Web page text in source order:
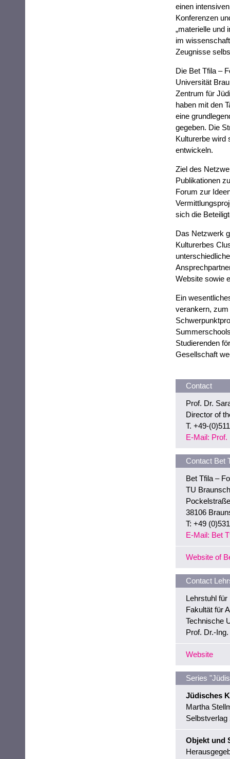
einen
Konferenzen
„materielle und
im
Zeugnisse
Die Bet Tfila –
Universität
Zentrum für
haben mit den
eine
gegeben. Die
Kulturerbe wird
entwickeln.
Ziel des
Publikationen
Forum zur
sich die
Das Netzwerk
Kulturerbes
Website sowie
Ein
verankern, zum
Studierenden
Gesellschaft
Contact
Prof. Dr.
Director of
T. +49-
E-Mail:
Contact Bet
Bet Tfila –
TU
38106
T: +49
E-Mail: Bet
Website of
Contact
Lehrstuhl
Fakultät für
Technische
Prof. Dr.-
Website
Series
Jüdisches
Martha
Selbstverlag
Objekt und